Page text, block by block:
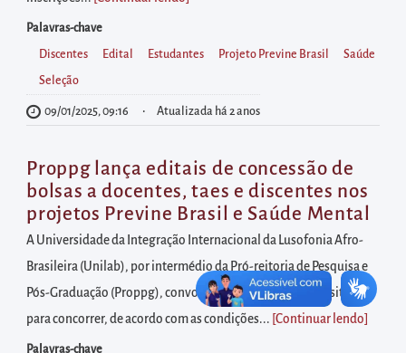
para
realizar
buscas
internas
Acessar
diretamente
as
informações
postas
no
rodapé
Palavras-chave
Discentes Edital Estudantes Projeto Previne Brasil Saúde
Seleção
09/01/2025, 09:16 Atualizada há 2 anos
Proppg lança editais de concessão de
bolsas a docentes, taes e discentes nos
projetos Previne Brasil e Saúde Mental
A Universidade da Integração Internacional da Lusofonia Afro-
Brasileira (Unilab), por intermédio da Pró-reitoria de Pesquisa e
Pós-Graduação (Proppg), convoca a Comunidade Universitária
para concorrer, de acordo com as condições... [Continuar lendo
Palavras-chave